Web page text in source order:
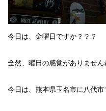
今日は、金曜日ですか？？？
全然、曜日の感覚がありません
今日は、熊本県玉名市に八代市